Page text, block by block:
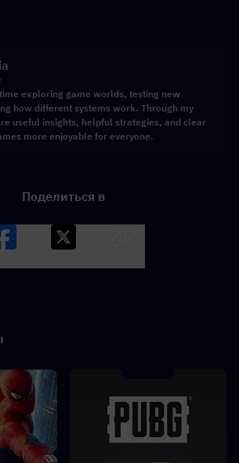
exploring game worlds, testing new
how different systems work. Through my
useful insights, helpful strategies, and clear
more enjoyable for everyone.
Поделиться в